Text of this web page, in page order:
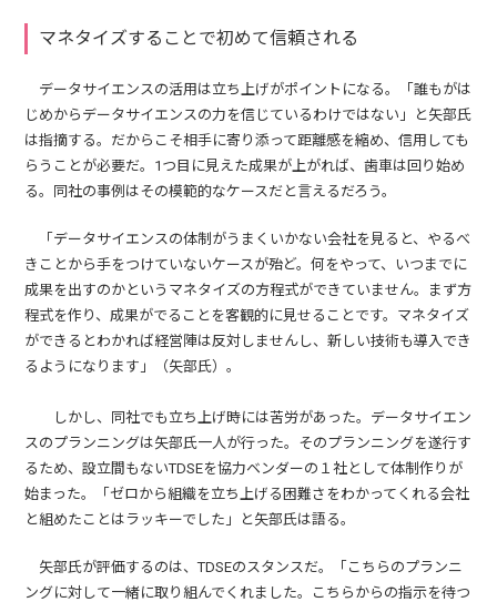
マネタイズすることで初めて信頼される
データサイエンスの活用は立ち上げがポイントになる。「誰もがは
じめからデータサイエンスの力を信じているわけではない」と矢部氏
は指摘する。だからこそ相手に寄り添って距離感を縮め、信用しても
らうことが必要だ。1つ目に見えた成果が上がれば、歯車は回り始め
る。同社の事例はその模範的なケースだと言えるだろう。
「データサイエンスの体制がうまくいかない会社を見ると、やるべ
きことから手をつけていないケースが殆ど。何をやって、いつまでに
成果を出すのかというマネタイズの方程式ができていません。まず方
程式を作り、成果がでることを客観的に見せることです。マネタイズ
ができるとわかれば経営陣は反対しませんし、新しい技術も導入でき
るようになります」（矢部氏）。
しかし、同社でも立ち上げ時には苦労があった。データサイエン
スのプランニングは矢部氏一人が行った。そのプランニングを遂行す
るため、設立間もないTDSEを協力ベンダーの１社として体制作りが
始まった。「ゼロから組織を立ち上げる困難さをわかってくれる会社
と組めたことはラッキーでした」と矢部氏は語る。
矢部氏が評価するのは、TDSEのスタンスだ。「こちらのプランニ
ングに対して一緒に取り組んでくれました。こちらからの指示を待つ